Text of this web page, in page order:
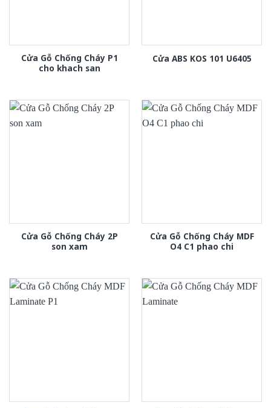
Cửa Gỗ Chống Cháy P1
cho khach san
Cửa ABS KOS 101 U6405
Cửa Gỗ Chống Cháy 2P
son xam
Cửa Gỗ Chống Cháy MDF
O4 C1 phao chi